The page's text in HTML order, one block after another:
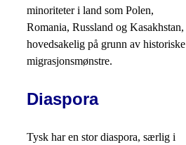
minoriteter i land som Polen,
Romania, Russland og Kasakhstan,
hovedsakelig på grunn av historiske
migrasjonsmønstre.
Diaspora
Tysk har en stor diaspora, særlig i